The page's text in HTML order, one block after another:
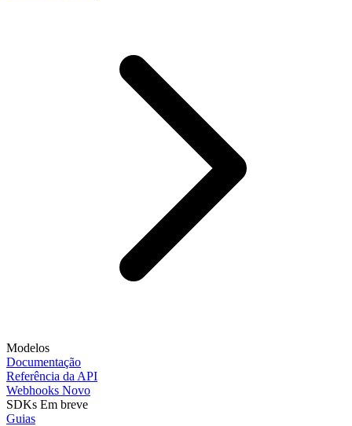
Modelos
Documentação
Referência da API
Webhooks Novo
SDKs Em breve
Guias